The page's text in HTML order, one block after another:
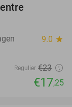
9.0 star
Regulier €23
€17,25